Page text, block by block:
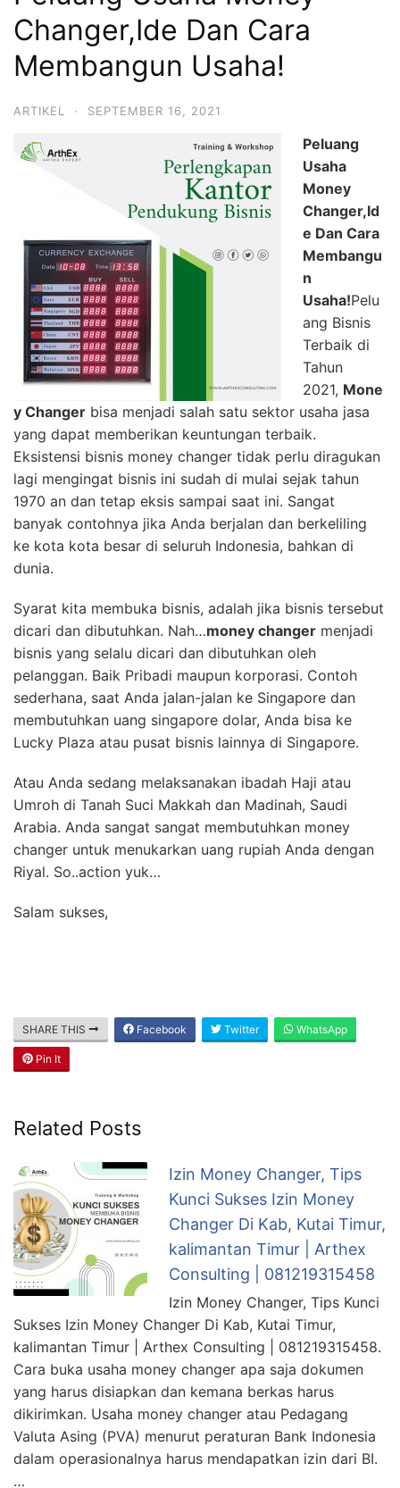
Changer,Ide Dan Cara
Membangun Usaha!
ARTIKEL · SEPTEMBER 16, 2021
Peluang
Usaha
Money
Changer,Id
e Dan Cara
Membangu
n
Usaha!Pelu
ang Bisnis
Terbaik di
Tahun
2021, Mone
y Changer bisa menjadi salah satu sektor usaha jasa
yang dapat memberikan keuntungan terbaik.
Eksistensi bisnis money changer tidak perlu diragukan
lagi mengingat bisnis ini sudah di mulai sejak tahun
1970 an dan tetap eksis sampai saat ini. Sangat
banyak contohnya jika Anda berjalan dan berkeliling
ke kota kota besar di seluruh Indonesia, bahkan di
dunia.
Syarat kita membuka bisnis, adalah jika bisnis tersebut
dicari dan dibutuhkan. Nah…money changer menjadi
bisnis yang selalu dicari dan dibutuhkan oleh
pelanggan. Baik Pribadi maupun korporasi. Contoh
sederhana, saat Anda jalan-jalan ke Singapore dan
membutuhkan uang singapore dolar, Anda bisa ke
Lucky Plaza atau pusat bisnis lainnya di Singapore.
Atau Anda sedang melaksanakan ibadah Haji atau
Umroh di Tanah Suci Makkah dan Madinah, Saudi
Arabia. Anda sangat sangat membutuhkan money
changer untuk menukarkan uang rupiah Anda dengan
Riyal. So..action yuk…
Salam sukses,
SHARE THIS Facebook Twitter WhatsApp
Pin It
Related Posts
Izin Money Changer, Tips
Kunci Sukses Izin Money
Changer Di Kab, Kutai Timur,
kalimantan Timur | Arthex
Consulting | 081219315458
Izin Money Changer, Tips Kunci
Sukses Izin Money Changer Di Kab, Kutai Timur,
kalimantan Timur | Arthex Consulting | 081219315458.
Cara buka usaha money changer apa saja dokumen
yang harus disiapkan dan kemana berkas harus
dikirimkan. Usaha money changer atau Pedagang
Valuta Asing (PVA) menurut peraturan Bank Indonesia
dalam operasionalnya harus mendapatkan izin dari BI.
…